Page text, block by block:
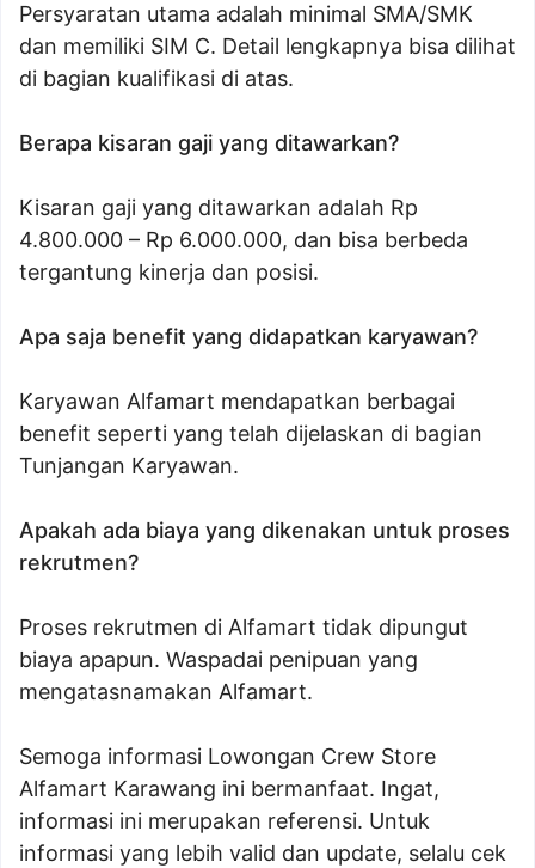
Persyaratan utama adalah minimal SMA/SMK
dan memiliki SIM C. Detail lengkapnya bisa dilihat
di bagian kualifikasi di atas.
Berapa kisaran gaji yang ditawarkan?
Kisaran gaji yang ditawarkan adalah Rp
4.800.000 – Rp 6.000.000, dan bisa berbeda
tergantung kinerja dan posisi.
Apa saja benefit yang didapatkan karyawan?
Karyawan Alfamart mendapatkan berbagai
benefit seperti yang telah dijelaskan di bagian
Tunjangan Karyawan.
Apakah ada biaya yang dikenakan untuk proses
rekrutmen?
Proses rekrutmen di Alfamart tidak dipungut
biaya apapun. Waspadai penipuan yang
mengatasnamakan Alfamart.
Semoga informasi Lowongan Crew Store
Alfamart Karawang ini bermanfaat. Ingat,
informasi ini merupakan referensi. Untuk
informasi yang lebih valid dan update, selalu cek